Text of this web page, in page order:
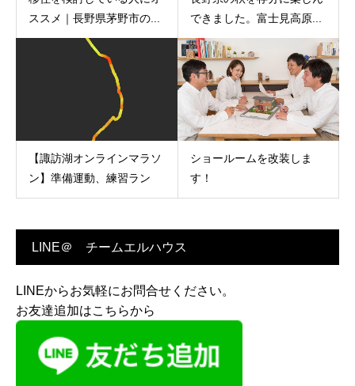
ススメ｜長野県茅野市の...
できました。富士見高原...
【諏訪湖オンラインマラソ
ン】準備運動、練習ラン
ショールームを改装しま
す！
LINE＠ チームエルハウス
LINEからお気軽にお問合せください。
お友達追加はこちらから